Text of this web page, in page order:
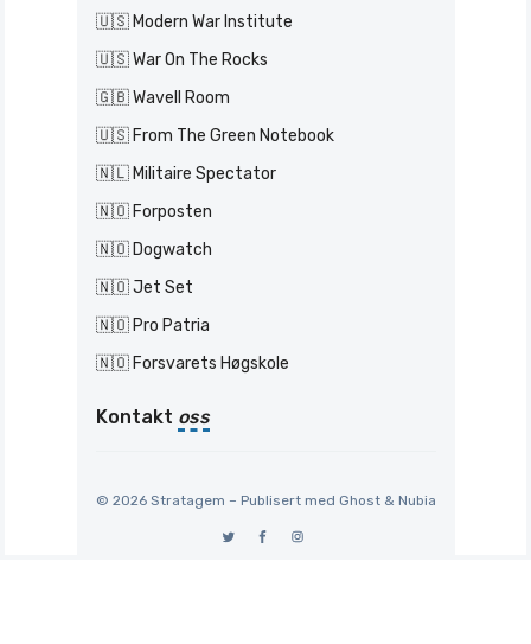
🇺🇸 Modern War Institute
🇺🇸 War On The Rocks
🇬🇧 Wavell Room
🇺🇸 From The Green Notebook
🇳🇱 Militaire Spectator
🇳🇴 Forposten
🇳🇴 Dogwatch
🇳🇴 Jet Set
🇳🇴 Pro Patria
🇳🇴 Forsvarets Høgskole
Kontakt oss
© 2026 Stratagem – Publisert med Ghost& Nubia